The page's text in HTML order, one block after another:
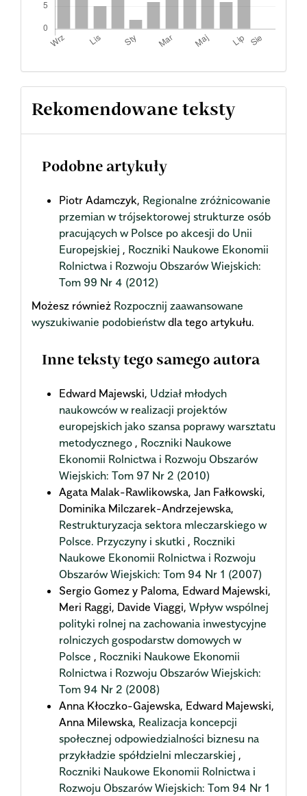
Rekomendowane teksty
Podobne artykuły
Piotr Adamczyk, Regionalne zróżnicowanie
przemian w trójsektorowej strukturze osób
pracujących w Polsce po akcesji do Unii
Europejskiej , Roczniki Naukowe Ekonomii
Rolnictwa i Rozwoju Obszarów Wiejskich:
Tom 99 Nr 4 (2012)
Możesz również Rozpocznij zaawansowane
wyszukiwanie podobieństwdla tego artykułu.
Inne teksty tego samego autora
Edward Majewski, Udział młodych
naukowców w realizacji projektów
europejskich jako szansa poprawy warsztatu
metodycznego , Roczniki Naukowe
Ekonomii Rolnictwa i Rozwoju Obszarów
Wiejskich: Tom 97 Nr 2 (2010)
Agata Malak-Rawlikowska, Jan Fałkowski,
Dominika Milczarek-Andrzejewska,
Restrukturyzacja sektora mleczarskiego w
Polsce. Przyczyny i skutki , Roczniki
Naukowe Ekonomii Rolnictwa i Rozwoju
Obszarów Wiejskich: Tom 94 Nr 1 (2007)
Sergio Gomez y Paloma, Edward Majewski,
Meri Raggi, Davide Viaggi, Wpływ wspólnej
polityki rolnej na zachowania inwestycyjne
rolniczych gospodarstw domowych w
Polsce , Roczniki Naukowe Ekonomii
Rolnictwa i Rozwoju Obszarów Wiejskich:
Tom 94 Nr 2 (2008)
Anna Kłoczko-Gajewska, Edward Majewski,
Anna Milewska, Realizacja koncepcji
społecznej odpowiedzialności biznesu na
przykładzie spółdzielni mleczarskiej ,
Roczniki Naukowe Ekonomii Rolnictwa i
Rozwoju Obszarów Wiejskich: Tom 94 Nr 1